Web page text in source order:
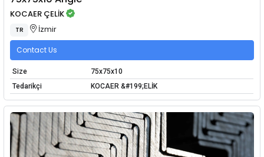
KOCAER ÇELİK
TR İzmir
Contact Us
Size
75x75x10
Tedarikçi
KOCAER &#199;ELİK